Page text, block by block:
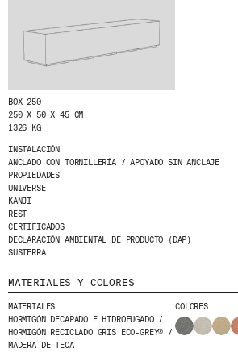
BOX 250
250 X 50 X 45 CM
1326 KG
INSTALACIÓN
ANCLADO CON TORNILLERÍA / APOYADO SIN ANCLAJE
PROPIEDADES
UNIVERSE
KANJI
REST
CERTIFICADOS
DECLARACIÓN AMBIENTAL DE PRODUCTO (DAP)
SUSTERRA
MATERIALES Y COLORES
MATERIALES
HORMIGÓN DECAPADO E HIDROFUGADO /
HORMIGÓN RECICLADO GRIS ECO-GREY® /
MADERA DE TECA
COLORES
PRIVACIDAD
ENVIAR
WE ARE MOLINS
CERTIFICADOS